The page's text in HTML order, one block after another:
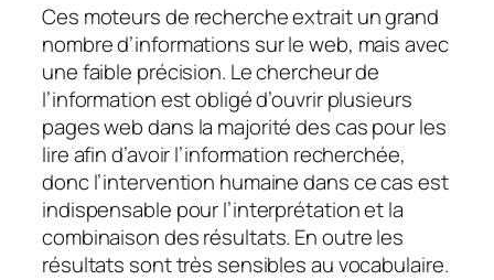
Ces moteurs de recherche extrait un grand
nombre d’informations sur le web, mais avec
une faible précision. Le chercheur de
l’information est obligé d’ouvrir plusieurs
pages web dans la majorité des cas pour les
lire afin d’avoir l’information recherchée,
donc l’intervention humaine dans ce cas est
indispensable pour l’interprétation et la
combinaison des résultats. En outre les
résultats sont très sensibles au vocabulaire.